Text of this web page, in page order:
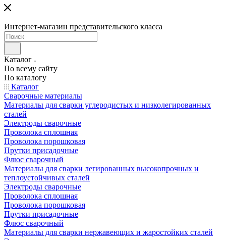
Интернет-магазин представительского класса
Каталог
По всему сайту
По каталогу
Каталог
Сварочные материалы
Материалы для сварки углеродистых и низколегированных
сталей
Электроды сварочные
Проволока сплошная
Проволока порошковая
Прутки присадочные
Флюс сварочный
Материалы для сварки легированных высокопрочных и
теплоустойчивых сталей
Электроды сварочные
Проволока сплошная
Проволока порошковая
Прутки присадочные
Флюс сварочный
Материалы для сварки нержавеющих и жаростойких сталей